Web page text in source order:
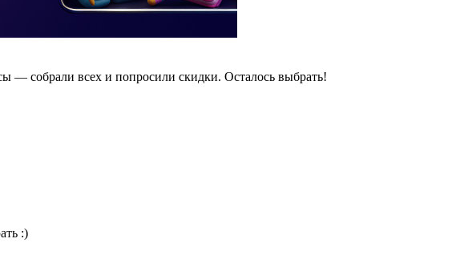
— собрали всех и попросили скидки. Осталось выбрать!
:)